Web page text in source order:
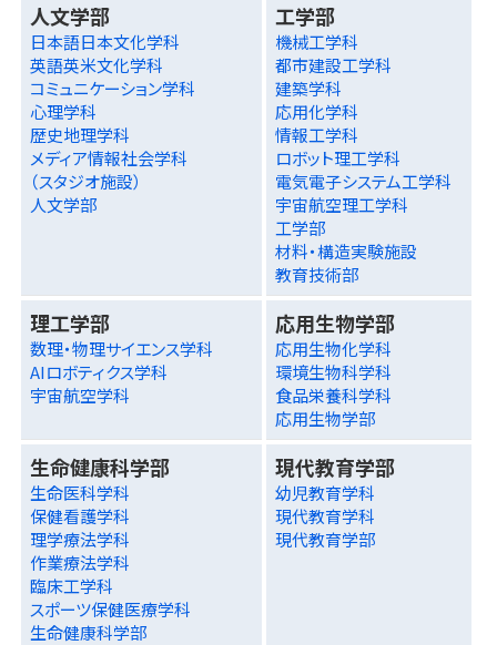
人文学部
日本語日本文化学科
英語英米文化学科
コミュニケーション学科
心理学科
歴史地理学科
メディア情報社会学科
（スタジオ施設）
人文学部
工学部
機械工学科
都市建設工学科
建築学科
応用化学科
情報工学科
ロボット理工学科
電気電子システム工学科
宇宙航空理工学科
工学部
材料・構造実験施設
教育技術部
理工学部
数理・物理サイエンス学科
AIロボティクス学科
宇宙航空学科
応用生物学部
応用生物化学科
環境生物科学科
食品栄養科学科
応用生物学部
生命健康科学部
生命医科学科
保健看護学科
理学療法学科
作業療法学科
臨床工学科
スポーツ保健医療学科
生命健康科学部
現代教育学部
幼児教育学科
現代教育学科
現代教育学部